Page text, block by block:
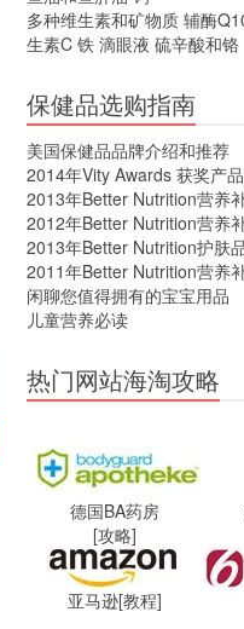
多种维生素和矿物质 辅酶
生素C 铁 滴眼液 硫辛酸和铬
保健品选购指南
美国保健品品牌介绍和推荐
2014年Vity Awards 获奖产品
2013年Better Nutrition营养
2012年Better Nutrition营养
2013年Better Nutrition护肤
2011年Better Nutrition营养
闲聊您值得拥有的宝宝用品
儿童营养必读
热门网站海淘攻略
德国BA药房
[攻略]
亚马逊[教程]